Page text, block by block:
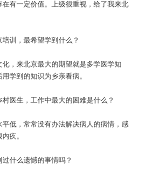
有一定价值。上级很重视，给了我来北
训，最希望学到什么？
，来北京最大的期望就是多学医学知
学到的知识为乡亲看病。
生，工作中最大的困难是什么？
低，常常没有办法解决病人的病情，感
疚。
什么遗憾的事情吗？